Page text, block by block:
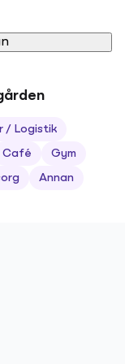
/ Logistik
Café Gym
Annan